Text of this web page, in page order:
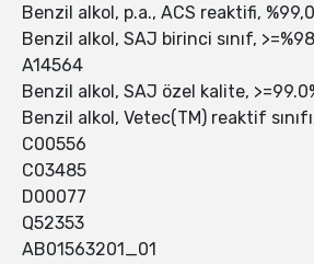
Benzil alkol, p.a., ACS reaktifi, %99,0
Benzil alkol, SAJ birinci sınıf,
A14564
Benzil alkol, SAJ özel kalite,
Benzil alkol, Vetec(TM) reaktif
C00556
C03485
D00077
Q52353
AB01563201_01